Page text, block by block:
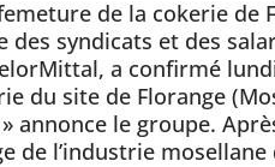
de la cokerie de
syndicats et des
a confirmé
du site de Florange
annonce le groupe.
de l’industrie